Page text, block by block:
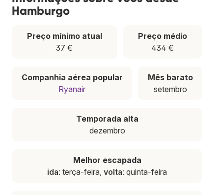
Hamburgo
Preço mínimo atual
37 €
Preço médio
434 €
Companhia aérea popular
Ryanair
Mês barato
setembro
Temporada alta
dezembro
Melhor escapada
ida: terça-feira, volta: quinta-feira